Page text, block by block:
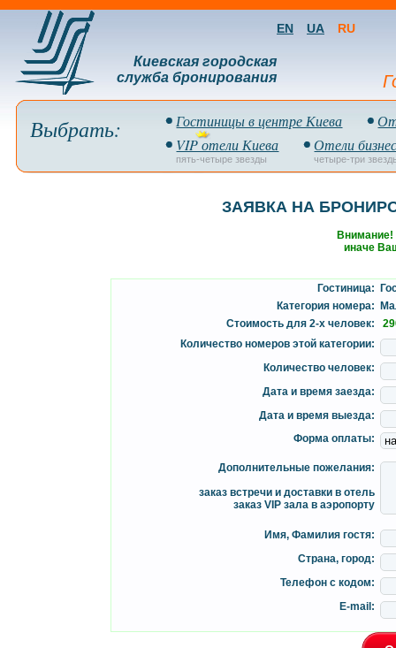
Киевская городская
служба бронирования
EN UA RU
Выбрать: Гостиницы в центре Киева
VIP отели Киева
пять-четыре звезды
Отели
четыре-три
ЗАЯВКА НА
иначе
Гостиница:
Категория номера:
Стоимость для 2-х человек:
Количество номеров этой категории:
Количество человек:
Дата и время заезда:
Дата и время выезда:
Форма оплаты:
Дополнительные пожелания:
заказ встречи и доставки в отель
заказ VIP зала в аэропорту
Имя, Фамилия гостя:
Страна, город:
Телефон с кодом:
E-mail: